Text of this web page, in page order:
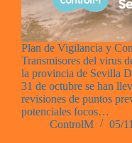
Plan de Vigilancia y
Transmisores del virus
la provincia de Sevilla
31 de octubre se han
revisiones de puntos
potenciales focos…
ControlM
05/